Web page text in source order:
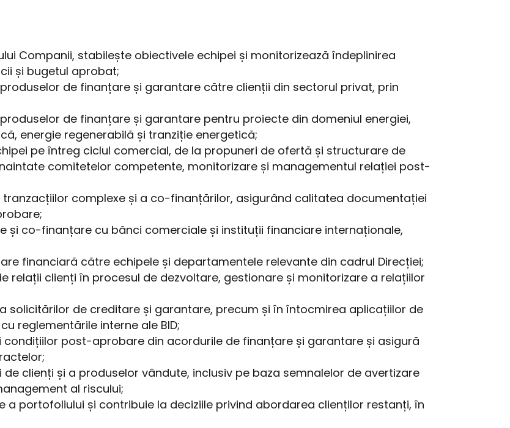
Companii, stabilește obiectivele echipei și monitorizează îndeplinirea
și bugetul aprobat;
de finanțare și garantare către clienții din sectorul privat, prin
de finanțare și garantare pentru proiecte din domeniul energiei,
energie regenerabilă și tranziție energetică;
pe întreg ciclul comercial, de la propuneri de ofertă și structurare de
comitetelor competente, monitorizare și managementul relației post-
complexe și a co-finanțărilor, asigurând calitatea documentației
co-finanțare cu bănci comerciale și instituții financiare internaționale,
financiară către echipele și departamentele relevante din cadrul Direcției;
clienți în procesul de dezvoltare, gestionare și monitorizare a relațiilor
solicitărilor de creditare și garantare, precum și în întocmirea aplicațiilor de
reglementările interne ale BID;
post-aprobare din acordurile de finanțare și garantare și asigură
clienți și a produselor vândute, inclusiv pe baza semnalelor de avertizare
al riscului;
portofoliului și contribuie la deciziile privind abordarea clienților restanți, în